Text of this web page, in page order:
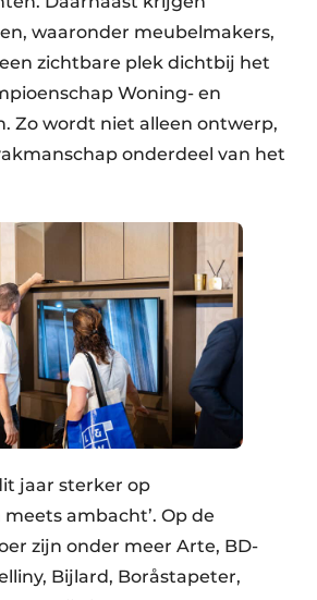
waaronder meubelmakers,
zichtbare plek dichtbij het
Woning- en
Zo wordt niet alleen ontwerp,
onderdeel van het
jaar sterker op
ambacht’. Op de
zijn onder meer Arte, BD-
Bijlard, Boråstapeter,